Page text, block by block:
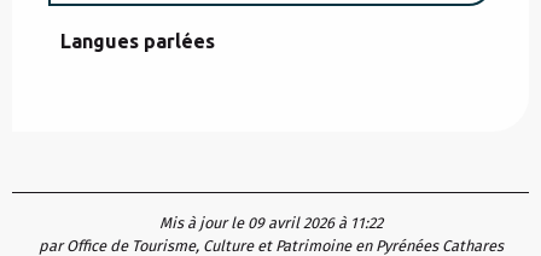
Langues parlées
Langues parlées
Mis à jour le 09 avril 2026 à 11:22
par Office de Tourisme, Culture et Patrimoine en Pyrénées Cathares